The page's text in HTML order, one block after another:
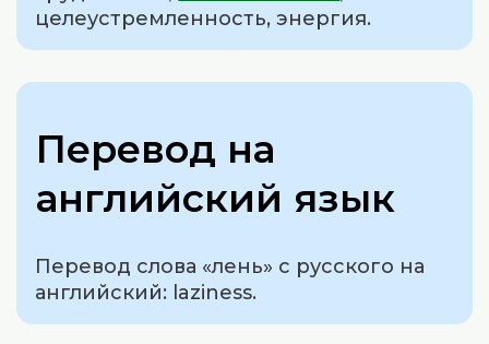
целеустремленность, энергия.
Перевод на
английский язык
Перевод слова «лень» с русского на
английский: laziness.